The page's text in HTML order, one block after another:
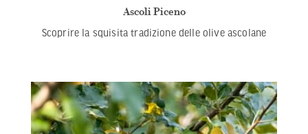
Ascoli Piceno
Scoprire la squisita tradizione delle olive ascolane